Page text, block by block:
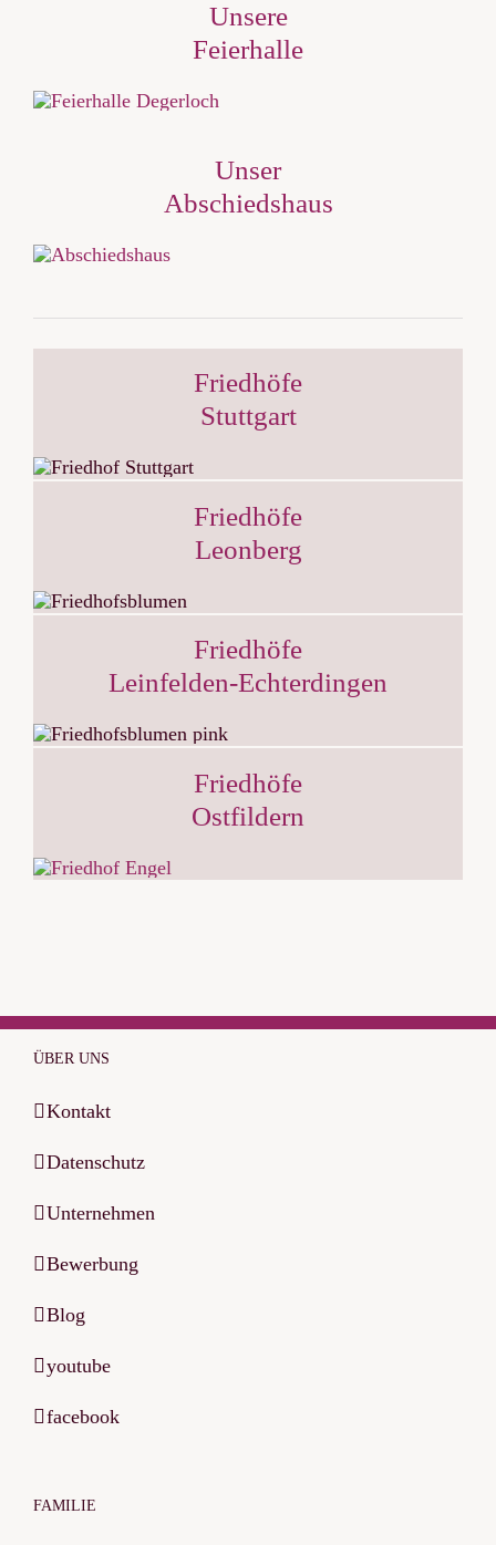
Unsere
Feierhalle
Unser
Abschiedshaus
Friedhöfe
Stuttgart
Friedhöfe
Leonberg
Friedhöfe
Leinfelden-Echterdingen
Friedhöfe
Ostfildern
ÜBER UNS
Kontakt
Datenschutz
Unternehmen
Bewerbung
Blog
youtube
facebook
FAMILIE